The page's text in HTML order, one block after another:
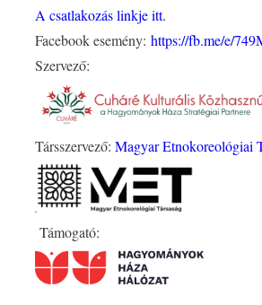
A csatlakozás linkje itt.
Facebook esemény: https://fb.me/e/
Szervező:
Társszervező: Magyar Etnokoreológiai
Támogató: